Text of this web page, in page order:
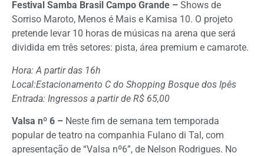
Festival Samba Brasil Campo Grande – Shows de
Sorriso Maroto, Menos é Mais e Kamisa 10. O projeto
pretende levar 10 horas de músicas na arena que será
dividida em três setores: pista, área premium e camarote.
Hora: A partir das 16h
Local:Estacionamento C do Shopping Bosque dos Ipês
Entrada: Ingressos a partir de R$ 65,00
Valsa nº 6 – Neste fim de semana tem temporada
popular de teatro na companhia Fulano di Tal, com
apresentação de “Valsa nº6”, de Nelson Rodrigues. No